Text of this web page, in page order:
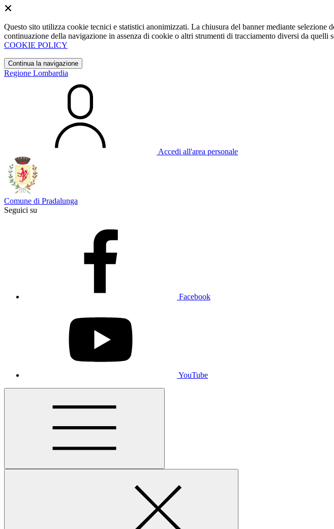
Questo sito utilizza cookie tecnici e statistici anonimizzati. La chiusura del banner mediante
continuazione della navigazione in assenza di cookie o altri strumenti di tracciamento diversi da quelli
COOKIE POLICY
Continua la navigazione
Regione Lombardia
Accedi all'area personale
Comune di Pradalunga
Seguici su
Facebook
YouTube